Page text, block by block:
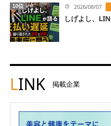
10位 2026/08/07
しげよし、
LINK 掲載企業